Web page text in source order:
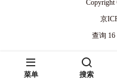
Copyright
京
查询 16
菜单 搜索